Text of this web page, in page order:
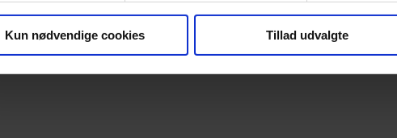
Kun nødvendige cookies Tillad udvalgte